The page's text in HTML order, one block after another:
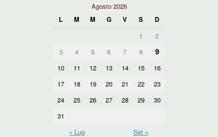
Agosto 2026
L
M M G V S
D
1
2
3
4 5 6 7 8 9
10 11 12 13 14 15
16
17
18 19 20 21 22
23
24
25 26 27 28 29
30
31
« Lug
Set »